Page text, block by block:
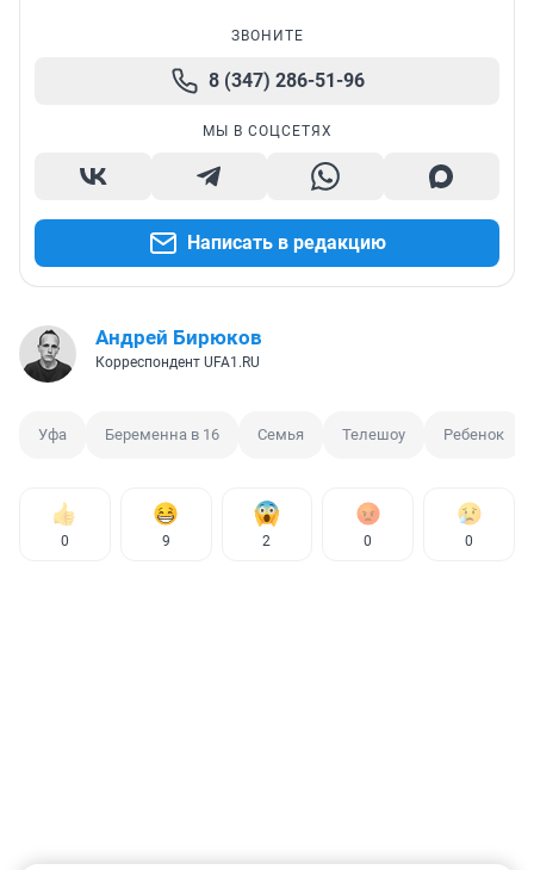
ЗВОНИТЕ
8 (347) 286-51-96
МЫ В СОЦСЕТЯХ
Написать в редакцию
Андрей Бирюков
Корреспондент UFA1.RU
Уфа Беременна в 16 Семья Телешоу Ребенок
0 9 2 0 0